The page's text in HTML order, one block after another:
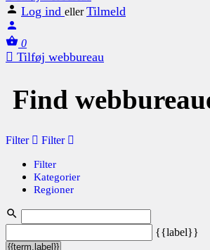
Log ind eller Tilmeld
0
Tilføj webbureau
Find
Filter Filter
Filter
Kategorier
Regioner
{{label}}